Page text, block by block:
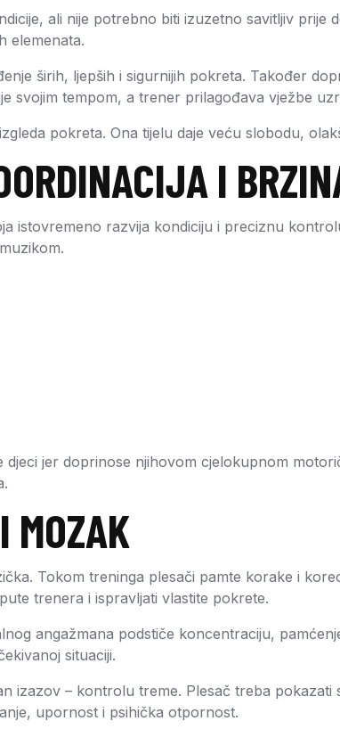
ali nije potrebno biti izuzetno savitljiv
elemenata.
širih, ljepših i sigurnijih pokreta. Također
svojim tempom, a trener prilagođava vježbe
pokreta. Ona tijelu daje veću slobodu,
I
istovremeno razvija kondiciju i preciznu
jer doprinose njihovom cjelokupnom
MOZAK
Tokom treninga plesači pamte korake i
trenera i ispravljati vlastite pokrete.
angažmana podstiče koncentraciju,
situaciji.
izazov – kontrolu treme. Plesač treba
upornost i psihička otpornost.